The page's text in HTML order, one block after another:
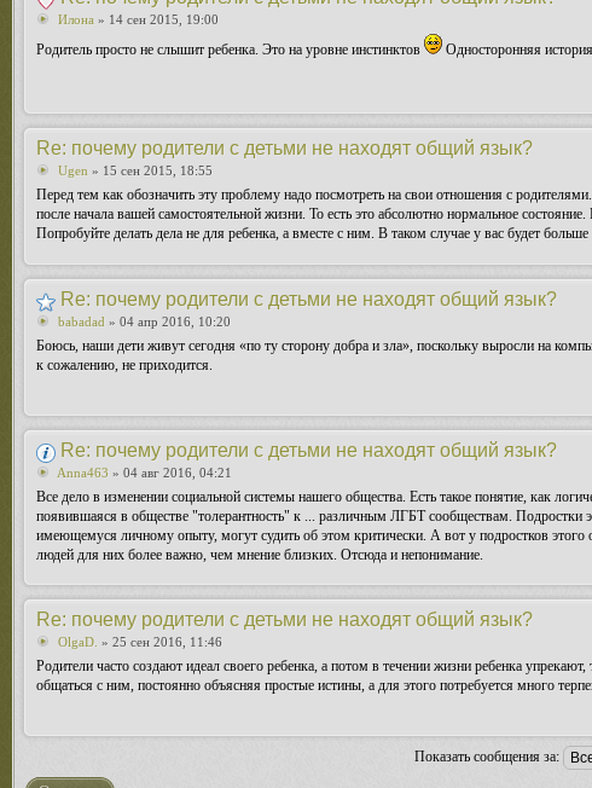
Илона » 14 сен 2015, 19:00
Родитель просто не слышит ребенка. Это на уровне инстинктов Односторонняя
Re: почему родители с детьми не находят общий язык?
Ugen » 15 сен 2015, 18:55
Перед тем как обозначить эту проблему надо посмотреть на свои отношения с
после начала вашей самостоятельной жизни. То есть это абсолютно нормальное
Попробуйте делать дела не для ребенка, а вместе с ним. В таком случае у вас будет
Re: почему родители с детьми не находят общий язык?
babadad » 04 апр 2016, 10:20
Боюсь, наши дети живут сегодня «по ту сторону добра и зла», поскольку выросли на
к сожалению, не приходится.
Re: почему родители с детьми не находят общий язык?
Anna463 » 04 авг 2016, 04:21
Все дело в изменении социальной системы нашего общества. Есть такое понятие, как
появившаяся в обществе "толерантность" к ... различным ЛГБТ сообществам.
имеющемуся личному опыту, могут судить об этом критически. А вот у подростков
людей для них более важно, чем мнение близких. Отсюда и непонимание.
Re: почему родители с детьми не находят общий язык?
OlgaD. » 25 сен 2016, 11:46
Родители часто создают идеал своего ребенка, а потом в течении жизни ребенка
общаться с ним, постоянно объясняя простые истины, а для этого потребуется много
Показать сообщения за: